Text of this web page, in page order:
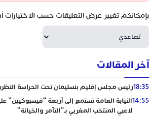
بإمكانكم تغيير عرض التعليقات حسب الاختيارات
آخر المقالات
18:35رئيس مجلس إقليم بنسليمان تحت الحراسة
14:55النيابة العامة تستمع إلى أربعة “فيسبوكيين”
لاعبي المنتخب المغربي بـ”التآمر والخيانة”